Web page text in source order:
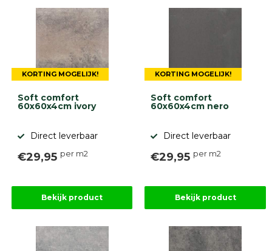
KORTING MOGELIJK!
Soft comfort
60x60x4cm ivory
Direct leverbaar
€29,95 per m2
Bekijk product
KORTING MOGELIJK!
Soft comfort
60x60x4cm nero
Direct leverbaar
€29,95 per m2
Bekijk product